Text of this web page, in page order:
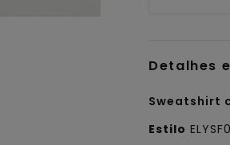
Detalhes
Sweatshirt
Estilo